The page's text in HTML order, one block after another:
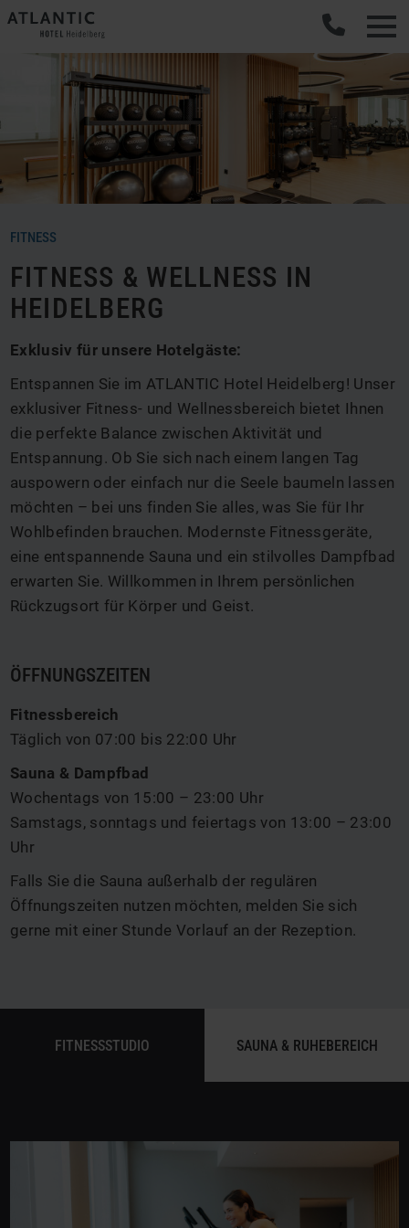
FITNESS
FITNESS & WELLNESS IN
HEIDELBERG
Exklusiv für unsere Hotelgäste:
Entspannen Sie im ATLANTIC Hotel Heidelberg! Unser
exklusiver Fitness- und Wellnessbereich bietet Ihnen
die perfekte Balance zwischen Aktivität und
Entspannung. Ob Sie sich nach einem langen Tag
auspowern oder einfach nur die Seele baumeln lassen
möchten – bei uns finden Sie alles, was Sie für Ihr
Wohlbefinden brauchen. Modernste Fitnessgeräte,
eine entspannende Sauna und ein stilvolles Dampfbad
erwarten Sie. Willkommen in Ihrem persönlichen
Rückzugsort für Körper und Geist.
ÖFFNUNGSZEITEN
Fitnessbereich
Täglich von 07:00 bis 22:00 Uhr
Sauna & Dampfbad
Wochentags von 15:00 – 23:00 Uhr
Samstags, sonntags und feiertags von 13:00 – 23:00
Uhr
Falls Sie die Sauna außerhalb der regulären
Öffnungszeiten nutzen möchten, melden Sie sich
gerne mit einer Stunde Vorlauf an der Rezeption.
FITNESSSTUDIO SAUNA & RUHEBEREICH